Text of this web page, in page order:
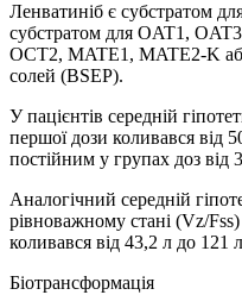
Ленватиніб є субстратом
субстратом для OAT1,
OCT2, MATE1, MATE2-K
солей (BSEP).
У пацієнтів середній
першої дози коливався від
постійним у групах доз від
Аналогічний середній
рівноважному стані (Vz/
коливався від 43,2 л до 121
Біотрансформація